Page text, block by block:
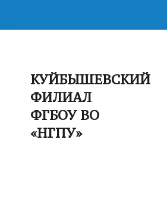
КУЙБЫШЕВСКИЙ
ФИЛИАЛ
ФГБОУ ВО
«НГПУ»